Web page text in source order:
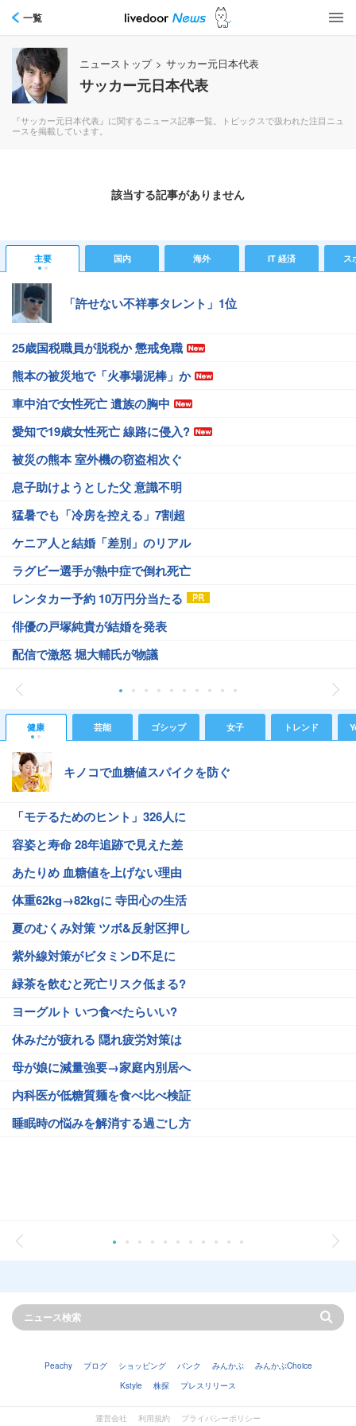
一覧
ニューストップ > サッカー元日本代表
サッカー元日本代表
『サッカー元日本代表』に関するニュース記事一覧。トピックスで扱われた注目ニュ
ースを掲載しています。
該当する記事がありません
主要 国内 海外 IT 経済 ス
「許せない不祥事タレント」1位
25歳国税職員が脱税か 懲戒免職
熊本の被災地で「火事場泥棒」か
車中泊で女性死亡 遺族の胸中
愛知で19歳女性死亡 線路に侵入?
被災の熊本 室外機の窃盗相次ぐ
息子助けようとした父 意識不明
猛暑でも「冷房を控える」7割超
ケニア人と結婚「差別」のリアル
ラグビー選手が熱中症で倒れ死亡
レンタカー予約 10万円分当たる
俳優の戸塚純貴が結婚を発表
配信で激怒 堀大輔氏が物議
健康 芸能 ゴシップ 女子 トレンド
キノコで血糖値スパイクを防ぐ
「モテるためのヒント」326人に
容姿と寿命 28年追跡で見えた差
あたりめ 血糖値を上げない理由
体重62kg→82kgに 寺田心の生活
夏のむくみ対策 ツボ&反射区押し
紫外線対策がビタミンD不足に
緑茶を飲むと死亡リスク低まる?
ヨーグルト いつ食べたらいい?
休みだが疲れる 隠れ疲労対策は
母が娘に減量強要→家庭内別居へ
内科医が低糖質麺を食べ比べ検証
睡眠時の悩みを解消する過ごし方
Peachy ブログ ショッピング バンク みんかぶ
みんかぶChoice
Kstyle
株探 プレスリリース
運営会社 利用規約 プライバシーポリシー